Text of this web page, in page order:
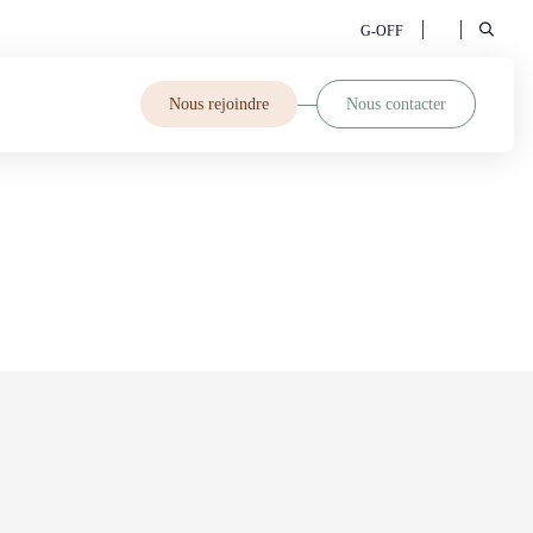
Nous rejoindre Nous contacter
G-OFF